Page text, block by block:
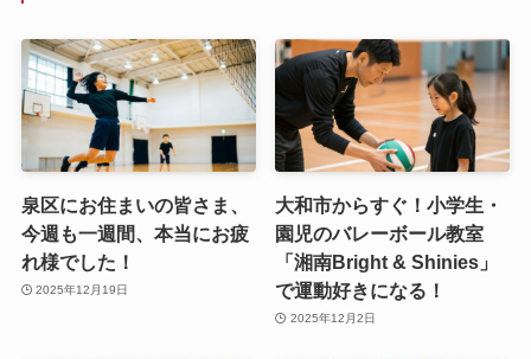
泉区にお住まいの皆さま、
今週も一週間、本当にお疲
れ様でした！
2025年12月19日
大和市からすぐ！小学生・
園児のバレーボール教室
「湘南Bright & Shinies」
で運動好きになる！
2025年12月2日